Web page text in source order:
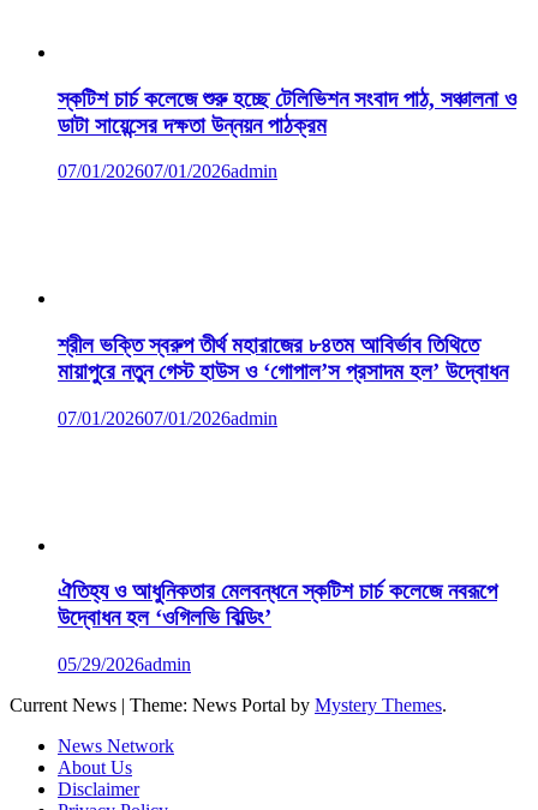
স্কটিশ চার্চ কলেজে শুরু হচ্ছে টেলিভিশন সংবাদ পাঠ, সঞ্চালনা ও
ডাটা সায়েন্সের দক্ষতা উন্নয়ন পাঠক্রম
07/01/202607/01/2026admin
শ্রীল ভক্তি স্বরুপ তীর্থ মহারাজের ৮৪তম আবির্ভাব তিথিতে
মায়াপুরে নতুন গেস্ট হাউস ও ‘গোপাল’স প্রসাদম হল’ উদ্বোধন
07/01/202607/01/2026admin
ঐতিহ্য ও আধুনিকতার মেলবন্ধনে স্কটিশ চার্চ কলেজে নবরূপে
উদ্বোধন হল ‘ওগিলভি বিল্ডিং’
05/29/2026admin
Current News | Theme: News Portal by Mystery Themes.
News Network
About Us
Disclaimer